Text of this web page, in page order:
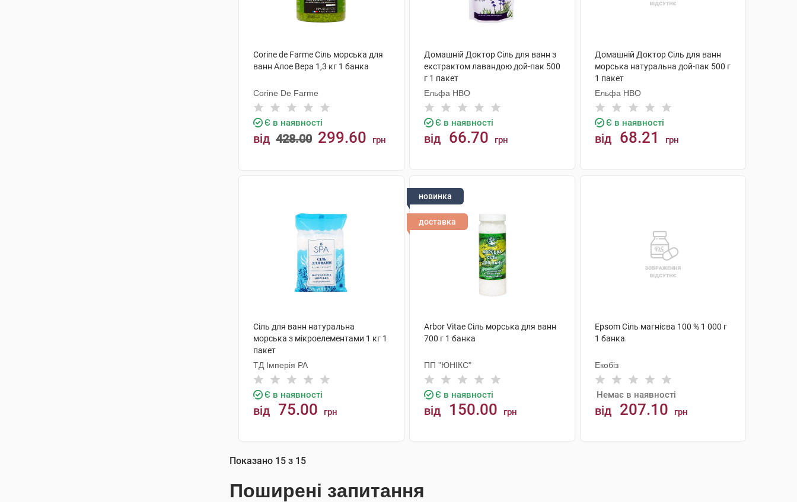
Corine de Farme Сіль морська для
ванн Алое Вера 1,3 кг 1 банка
Corine De Farme
Є в наявності
від 428.00 299.60 грн
Домашній Доктор Сіль для ванн з
екстрактом лавандою дой-пак 500
г 1 пакет
Ельфа НВО
Є в наявності
від 66.70 грн
Домашній Доктор Сіль для ванн
морська натуральна дой-пак 500 г
1 пакет
Ельфа НВО
Є в наявності
від 68.21 грн
Сіль для ванн натуральна
морська з мікроелементами 1 кг 1
пакет
ТД Імперія РА
Є в наявності
від 75.00 грн
новинка
доставка
Arbor Vitae Сіль морська для ванн
700 г 1 банка
ПП "ЮНІКС"
Є в наявності
від 150.00 грн
Epsom Сіль магнієва 100 % 1 000 г
1 банка
Екобіз
Немає в наявності
від 207.10 грн
Показано 15 з 15
Поширені запитання